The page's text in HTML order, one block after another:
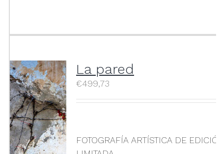
La pared
€499,73
FOTOGRAFÍA ARTÍSTICA DE